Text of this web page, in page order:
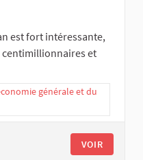
est fort intéressante,
centimillionnaires et
générale et du
VOIR